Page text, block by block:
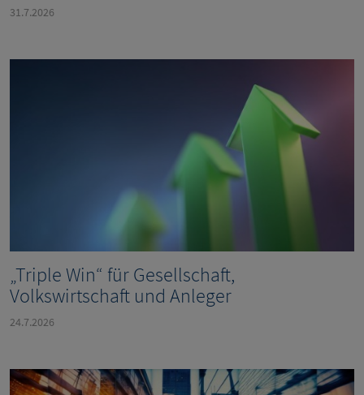
31.7.2026
„Triple Win“ für Gesellschaft,
Volkswirtschaft und Anleger
24.7.2026